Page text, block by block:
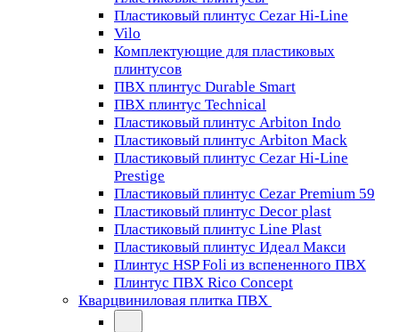
Пластиковый плинтус Cezar Hi-Line
Vilo
Комплектующие для пластиковых
плинтусов
ПВХ плинтус Durable Smart
ПВХ плинтус Technical
Пластиковый плинтус Arbiton Indo
Пластиковый плинтус Arbiton Mack
Пластиковый плинтус Cezar Hi-Line
Prestige
Пластиковый плинтус Cezar Premium 59
Пластиковый плинтус Decor plast
Пластиковый плинтус Line Plast
Пластиковый плинтус Идеал Макси
Плинтус HSP Foli из вспененного ПВХ
Плинтус ПВХ Rico Concept
Кварцвиниловая плитка ПВХ